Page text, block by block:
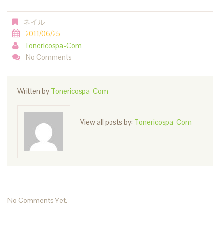
ネイル
2011/06/25
Tonericospa-Com
No Comments
Written by Tonericospa-Com
View all posts by: Tonericospa-Com
No Comments Yet.